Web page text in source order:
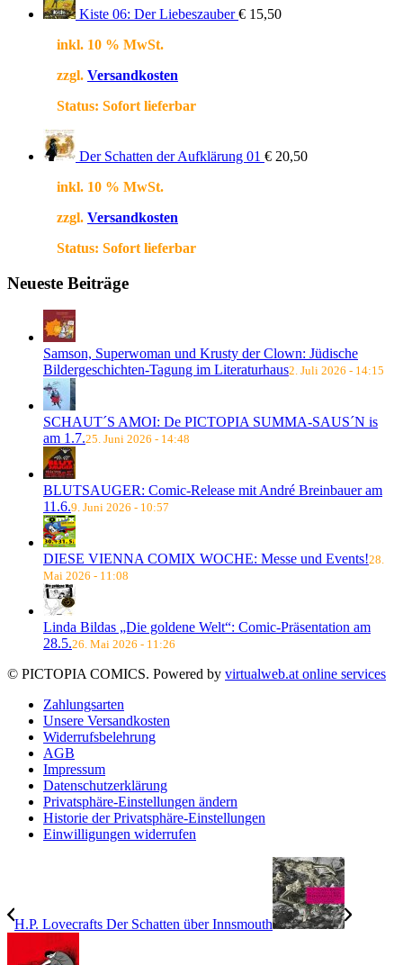
Kiste 06: Der Liebeszauber € 15,50
inkl. 10 % MwSt.
zzgl. Versandkosten
Status: Sofort lieferbar
Der Schatten der Aufklärung 01 € 20,50
inkl. 10 % MwSt.
zzgl. Versandkosten
Status: Sofort lieferbar
Neueste Beiträge
Samson, Superwoman und Krusty der Clown: Jüdische
Bildergeschichten-Tagung im Literaturhaus2. Juli 2026 - 14:15
SCHAUT´S AMOI: De PICTOPIA SUMMA-SAUS´N is
am 1.7.25. Juni 2026 - 14:48
BLUTSAUGER: Comic-Release mit André Breinbauer am
11.6.9. Juni 2026 - 10:57
DIESE VIENNA COMIX WOCHE: Messe und Events!28.
Mai 2026 - 11:08
Linda Bildas „Die goldene Welt“: Comic-Präsentation am
28.5.26. Mai 2026 - 11:26
© PICTOPIA COMICS. Powered by virtualweb.at online services
Zahlungsarten
Unsere Versandkosten
Widerrufsbelehrung
AGB
Impressum
Datenschutzerklärung
Privatsphäre-Einstellungen ändern
Historie der Privatsphäre-Einstellungen
Einwilligungen widerrufen
H.P. Lovecrafts Der Schatten über Innsmouth